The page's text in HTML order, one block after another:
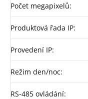
Počet megapixelů:
Produktová řada IP:
Provedení IP:
Režim den/noc:
RS-485 ovládání: